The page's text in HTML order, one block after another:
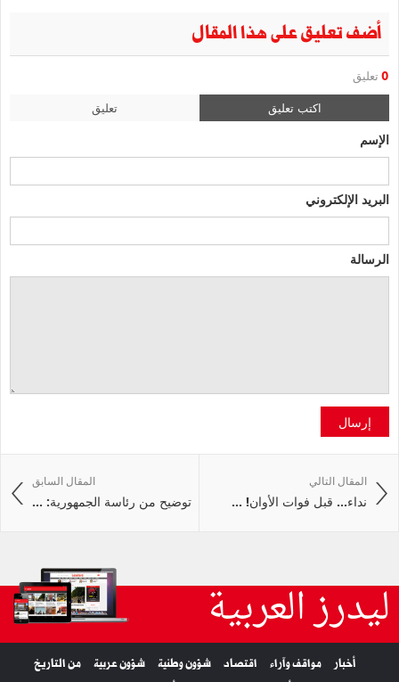
أضف تعليق على هذا المقال
0 تعليق
اكتب تعليق تعليق
الإسم
البريد الإلكتروني
الرسالة
إرسال
المقال السابق
توضيح من رئاسة الجمهورية: ...
المقال التالي
نداء... قبل فوات الأوان! ...
ليدرز العربية
أخبار مواقف وآراء اقتصاد شؤون وطنية شؤون عربية
من التاريخ